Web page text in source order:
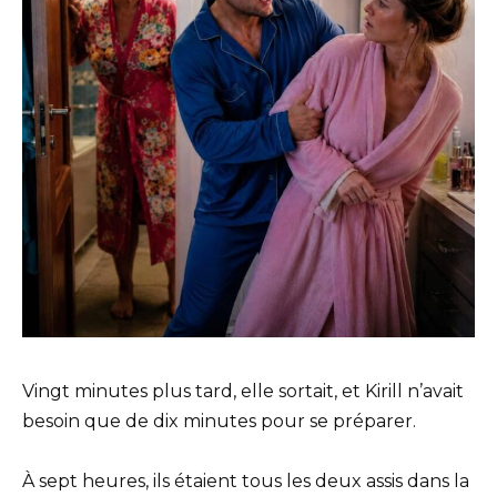
Vingt minutes plus tard, elle sortait, et Kirill n’avait
besoin que de dix minutes pour se préparer.
À sept heures, ils étaient tous les deux assis dans la